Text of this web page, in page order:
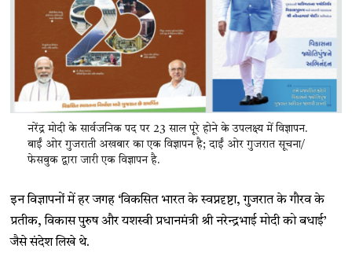
नरेंद्र मोदी के सार्वजनिक पद पर 23 साल पूरे होने के उपलक्ष्य में विज्ञापन.
बाईं ओर गुजराती अखबार का एक विज्ञापन है; दाईं ओर गुजरात सूचना/
फेसबुक द्वारा जारी एक विज्ञापन है.
इन विज्ञापनों में हर जगह ‘विकसित भारत के स्वप्नदृष्टा, गुजरात के गौरव के
प्रतीक, विकास पुरुष और यशस्वी प्रधानमंत्री श्री नरेन्द्रभाई मोदी को बधाई’
जैसे संदेश लिखे थे.